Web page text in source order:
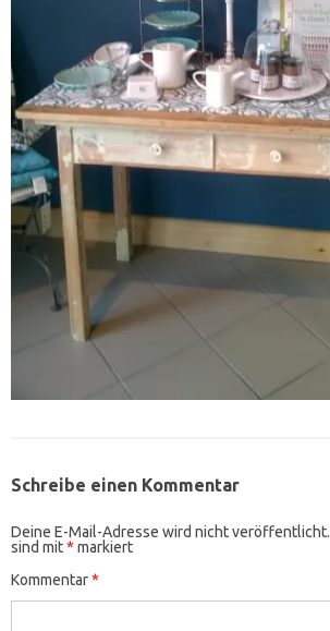
Schreibe einen Kommentar
Deine E-Mail-Adresse wird nicht veröffentlicht.
sind mit* markiert
Kommentar*